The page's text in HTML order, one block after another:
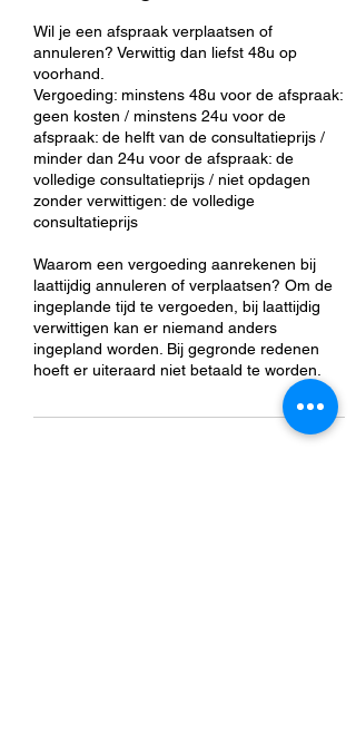
Wil je een afspraak verplaatsen of
annuleren? Verwittig dan liefst 48u op
voorhand.
Vergoeding: minstens 48u voor de afspraak:
geen kosten / minstens 24u voor de
afspraak: de helft van de consultatieprijs /
minder dan 24u voor de afspraak: de
volledige consultatieprijs / niet opdagen
zonder verwittigen: de volledige
consultatieprijs
Waarom een vergoeding aanrekenen bij
laattijdig annuleren of verplaatsen? Om de
ingeplande tijd te vergoeden, bij laattijdig
verwittigen kan er niemand anders
ingepland worden. Bij gegronde redenen
hoeft er uiteraard niet betaald te worden.